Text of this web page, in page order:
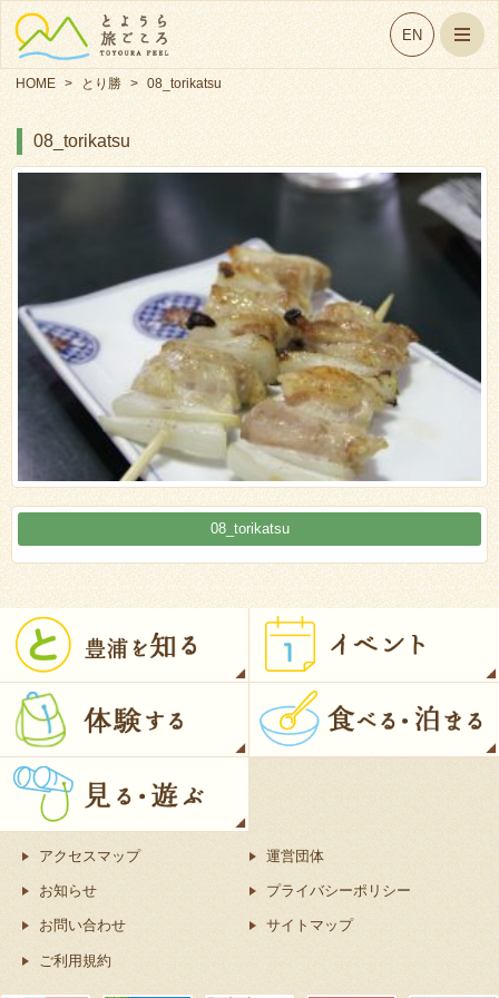
EN
HOME > とり勝 > 08_torikatsu
08_torikatsu
08_torikatsu
アクセスマップ
お知らせ
お問い合わせ
ご利用規約
運営団体
プライバシーポリシー
サイトマップ